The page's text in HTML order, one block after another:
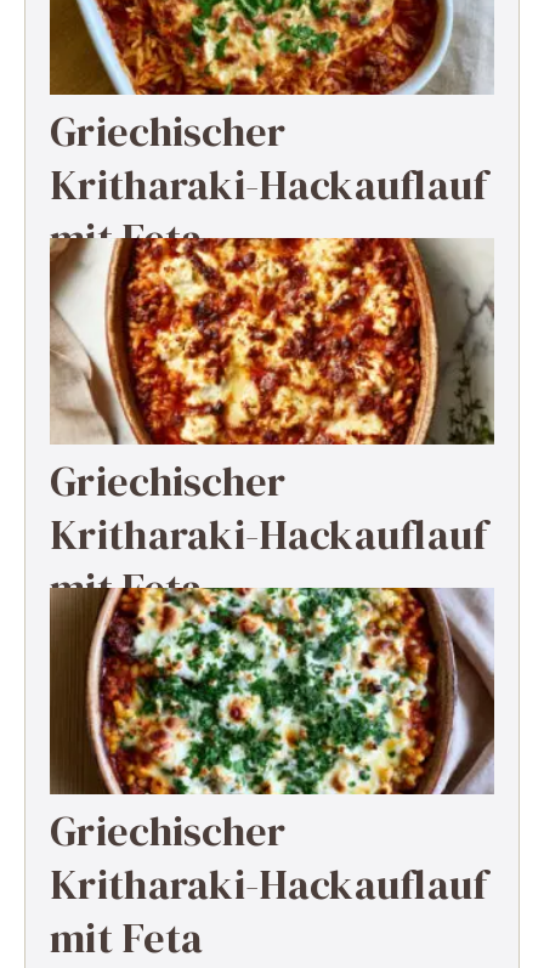
Griechischer
Kritharaki-Hackauflauf
mit Feta
Griechischer
Kritharaki-Hackauflauf
mit Feta
Griechischer
Kritharaki-Hackauflauf
mit Feta